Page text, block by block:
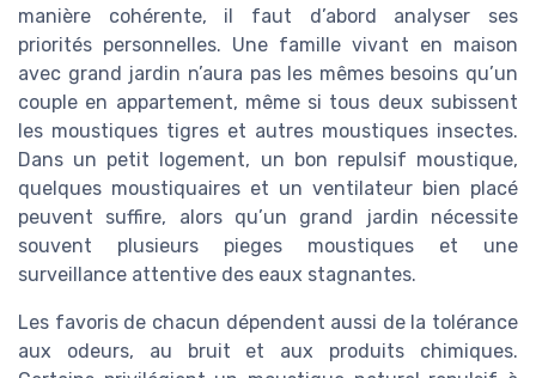
manière cohérente, il faut d’abord analyser ses
priorités personnelles. Une famille vivant en maison
avec grand jardin n’aura pas les mêmes besoins qu’un
couple en appartement, même si tous deux subissent
les moustiques tigres et autres moustiques insectes.
Dans un petit logement, un bon repulsif moustique,
quelques moustiquaires et un ventilateur bien placé
peuvent suffire, alors qu’un grand jardin nécessite
souvent plusieurs pieges moustiques et une
surveillance attentive des eaux stagnantes.
Les favoris de chacun dépendent aussi de la tolérance
aux odeurs, au bruit et aux produits chimiques.